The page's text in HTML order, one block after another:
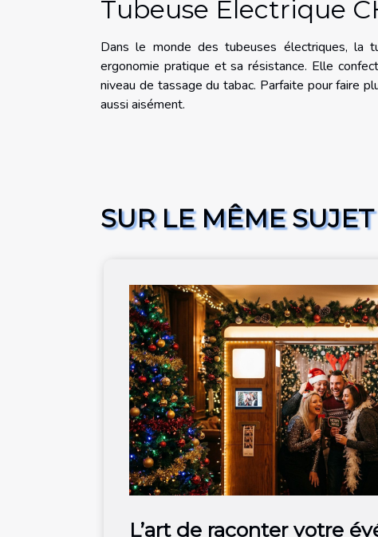
Tubeuse Electrique
Dans le monde des tubeuses électriques, la
ergonomie pratique et sa résistance. Elle
niveau de tassage du tabac. Parfaite pour faire
aussi aisément.
SUR LE MÊME SUJET
L’art de raconter votre